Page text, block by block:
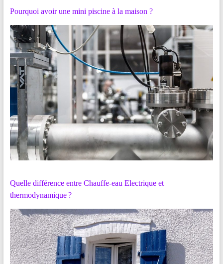
Pourquoi avoir une mini piscine à la maison ?
Quelle différence entre Chauffe-eau Electrique et
thermodynamique ?